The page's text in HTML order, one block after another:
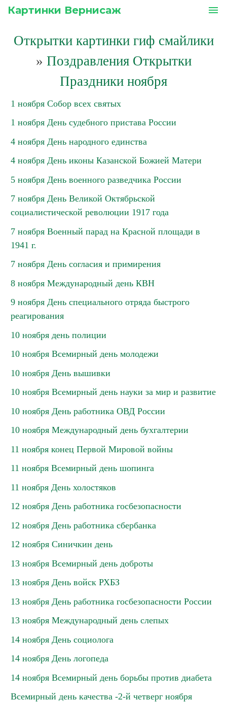
Картинки Вернисаж menu
Открытки картинки гиф смайлики
» Поздравления Открытки
Праздники ноября
1 ноября Собор всех святых
1 ноября День судебного пристава России
4 ноября День народного единства
4 ноября День иконы Казанской Божией Матери
5 ноября День военного разведчика России
7 ноября День Великой Октябрьской
социалистической революции 1917 года
7 ноября Военный парад на Красной площади в
1941 г.
7 ноября День согласия и примирения
8 ноября Международный день КВН
9 ноября День специального отряда быстрого
реагирования
10 ноября день полиции
10 ноября Всемирный день молодежи
10 ноября День вышивки
10 ноября Всемирный день науки за мир и развитие
10 ноября День работника ОВД России
10 ноября Международный день бухгалтерии
11 ноября конец Первой Мировой войны
11 ноября Всемирный день шопинга
11 ноября День холостяков
12 ноября День работника госбезопасности
12 ноября День работника сбербанка
12 ноября Синичкин день
13 ноября Всемирный день доброты
13 ноября День войск РХБЗ
13 ноября День работника госбезопасности России
13 ноября Международный день слепых
14 ноября День социолога
14 ноября День логопеда
14 ноября Всемирный день борьбы против диабета
Всемирный день качества -2-й четверг ноября